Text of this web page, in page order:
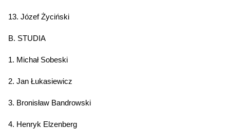
13. Józef Życiński
B. STUDIA
1. Michał Sobeski
2. Jan Łukasiewicz
3. Bronisław Bandrowski
4. Henryk Elzenberg